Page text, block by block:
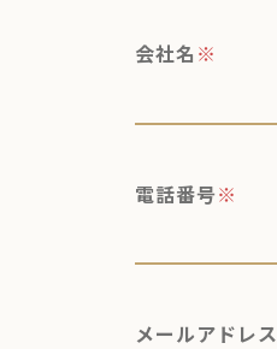
会社名 ※
電話番号※
メールアドレス